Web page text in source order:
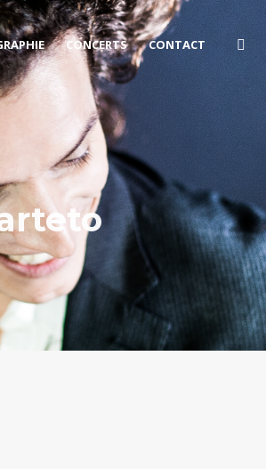
CONCERTS CONTACT